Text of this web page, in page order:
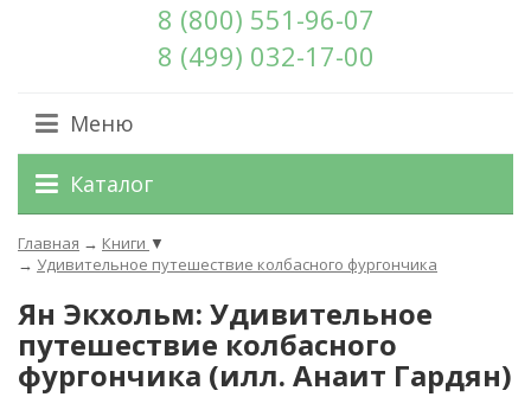
8 (800) 551-96-07
8 (499) 032-17-00
Меню
Каталог
Главная → Книги ▼
→ Удивительное путешествие колбасного фургончика
Ян Экхольм: Удивительное
путешествие колбасного
фургончика (илл. Анаит Гардян)